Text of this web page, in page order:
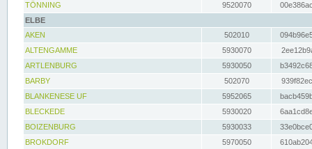
TÖNNING
9520070
ELBE
AKEN
502010
ALTENGAMME
5930070
ARTLENBURG
5930050
BARBY
502070
BLANKENESE UF
5952065
BLECKEDE
5930020
BOIZENBURG
5930033
BROKDORF
5970050